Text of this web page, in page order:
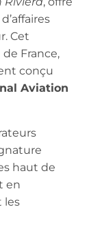
Cet
France,
conçu
Aviation
haut de
en
les